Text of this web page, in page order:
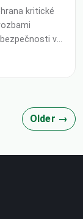
kritické
v
(Network
Older →